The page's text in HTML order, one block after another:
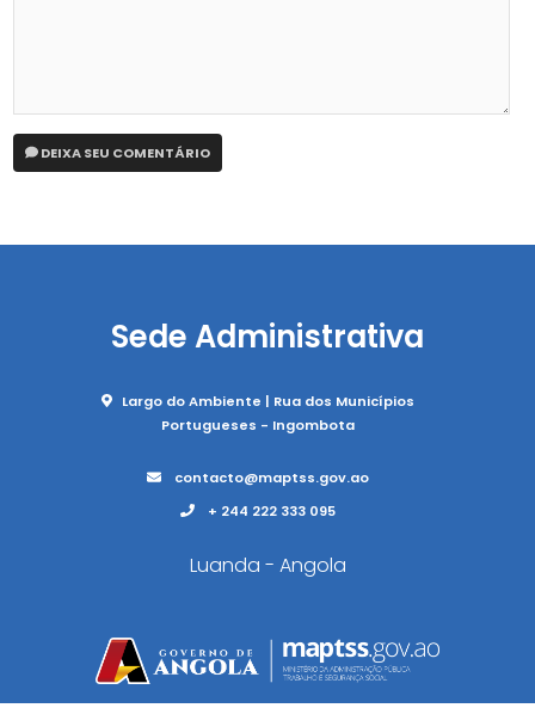
DEIXA SEU COMENTÁRIO
Sede Administrativa
Largo do Ambiente | Rua dos Municípios
Portugueses - Ingombota
contacto@maptss.gov.ao
+ 244 222 333 095
Luanda - Angola